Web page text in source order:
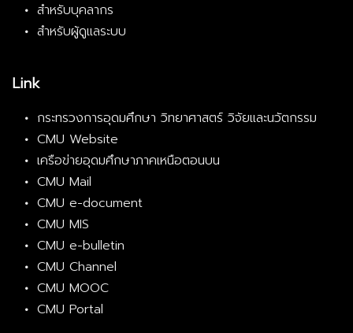
สำหรับบุคลากร
สำหรับผู้ดูแลระบบ
Link
กระทรวงการอุดมศึกษา วิทยาศาสตร์ วิจัยและนวัตกรรม
CMU Website
เครือข่ายอุดมศึกษาภาคเหนือตอนบน
CMU Mail
CMU e-document
CMU MIS
CMU e-bulletin
CMU Channel
CMU MOOC
CMU Portal